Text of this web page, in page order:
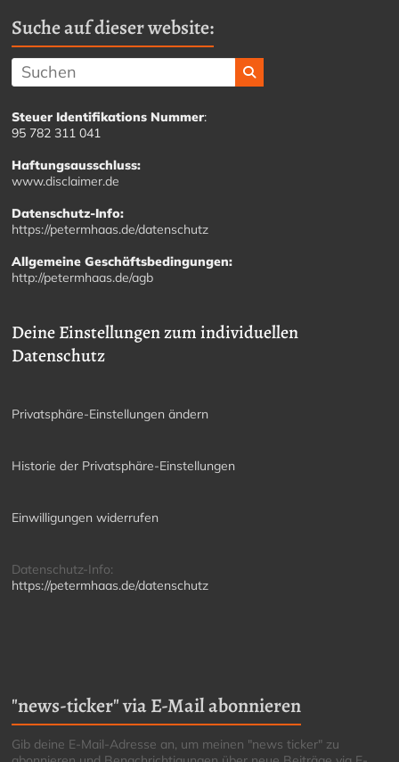
Suche auf dieser website:
Steuer Identifikations Nummer:
95 782 311 041
Haftungsausschluss:
www.disclaimer.de
Datenschutz-Info:
https://petermhaas.de/datenschutz
Allgemeine Geschäftsbedingungen:
http://petermhaas.de/agb
Deine Einstellungen zum individuellen
Datenschutz
Privatsphäre-Einstellungen ändern
Historie der Privatsphäre-Einstellungen
Einwilligungen widerrufen
Datenschutz-Info:
https://petermhaas.de/datenschutz
"news-ticker" via E-Mail abonnieren
Gib deine E-Mail-Adresse an, um meinen "news ticker" zu